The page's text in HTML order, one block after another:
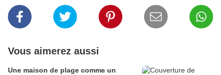
Vous aimerez aussi
Une maison de plage comme un